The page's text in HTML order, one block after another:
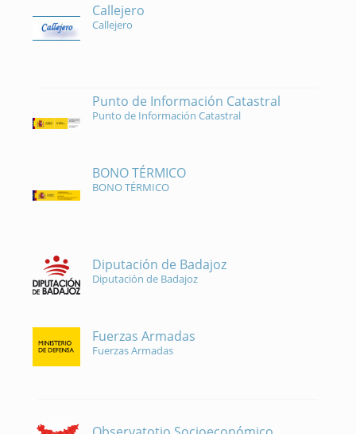
Callejero
Callejero
Punto de Información Catastral
Punto de Información Catastral
BONO TÉRMICO
BONO TÉRMICO
Diputación de Badajoz
Diputación de Badajoz
Fuerzas Armadas
Fuerzas Armadas